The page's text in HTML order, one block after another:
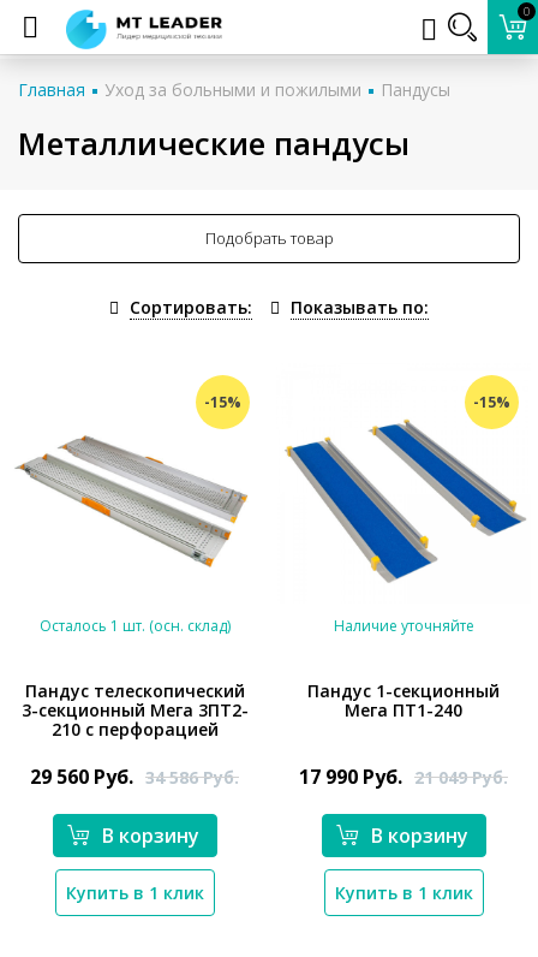
0
Главная Уход за больными и пожилыми Пандусы
Металлические пандусы
Подобрать товар
Сортировать: Показывать по:
-15%
*}
Осталось 1 шт. (осн. склад)
Пандус телескопический
3-секционный Мега 3ПТ2-
210 с перфорацией
29 560 Руб. 34 586Руб.
В корзину
Купить в 1 клик
-15%
Наличие уточняйте
Пандус 1-секционный
Мега ПТ1-240
17 990 Руб. 21 049Руб.
В корзину
Купить в 1 клик